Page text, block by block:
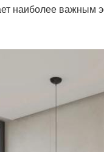
наиболее важным